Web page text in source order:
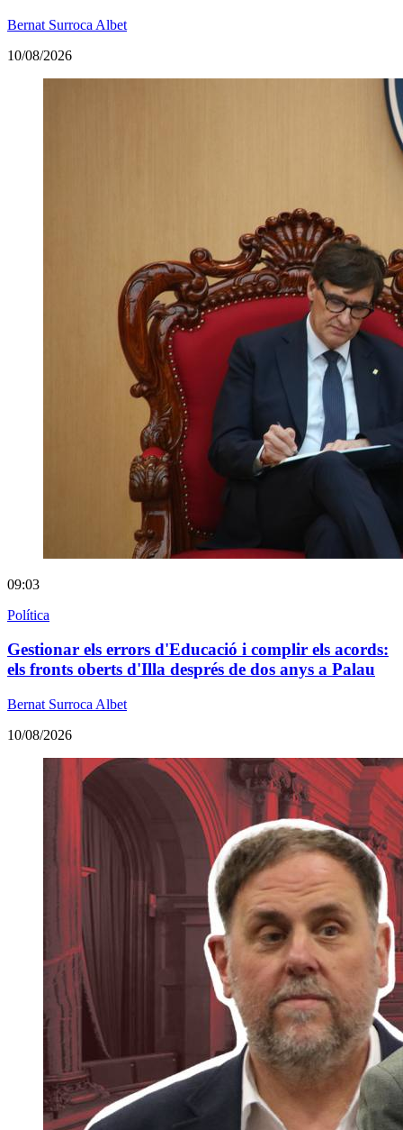
Bernat Surroca Albet
10/08/2026
09:03
Política
Gestionar els errors d'Educació i complir els acords:
els fronts oberts d'Illa després de dos anys a Palau
Bernat Surroca Albet
10/08/2026